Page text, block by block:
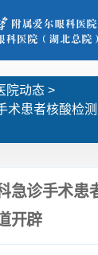
院动态 >
术患者核酸检
急诊手术患
开辟